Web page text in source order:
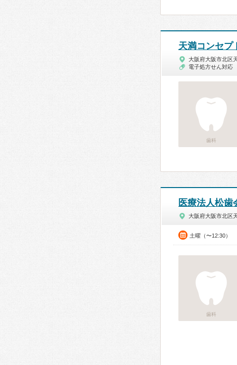
天満コンセプ
大阪府大阪市北区
電子処方せん対応
歯科
医療法人松歯
大阪府大阪市北区
土曜（〜12:30）
歯科